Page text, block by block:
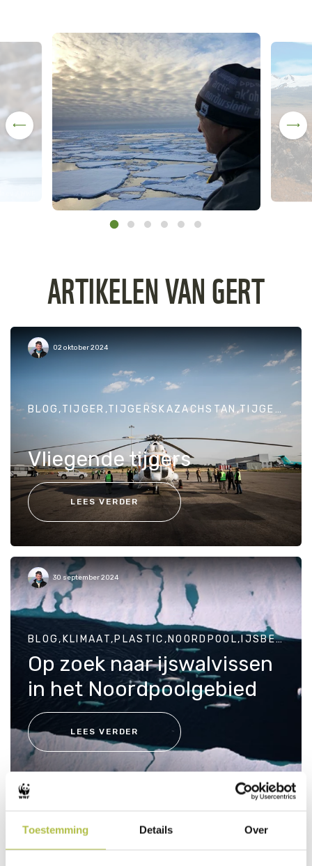
Toestemming Details Over
ARTIKELEN VAN GERT
02 oktober 2024
BLOG,TIJGER,TIJGERSKAZACHSTAN,TIJGERBEDREIGINGEN,TIJGERBESCHERMEN
Vliegende tijgers
LEES VERDER
30 september 2024
BLOG,KLIMAAT,PLASTIC,NOORDPOOL,IJSBEERBEDREIGINGEN,IJSBEERBESCHERMEN,IJSBEER,WALVIS,WALVISBEDREIGINGEN,WALVISBESCHERMEN,BELUGA
Op zoek naar ijswalvissen
in het Noordpoolgebied
LEES VERDER